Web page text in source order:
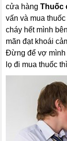
cửa hàngThuốc
vấn và mua
cháy hết mình
mãn đạt khoái
Đừng để vợ mình
lọ đi mua thuốc